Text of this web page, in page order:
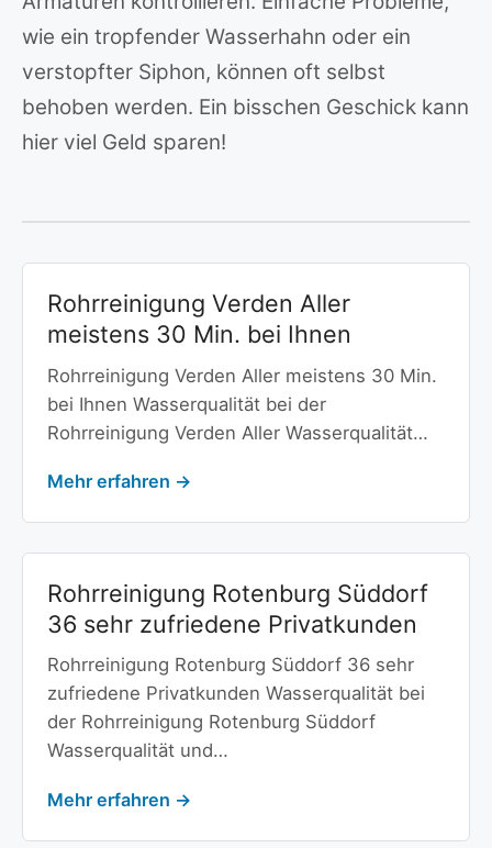
wie ein tropfender Wasserhahn oder ein
verstopfter Siphon, können oft selbst
behoben werden. Ein bisschen Geschick kann
hier viel Geld sparen!
Rohrreinigung Verden Aller
meistens 30 Min. bei Ihnen
Rohrreinigung Verden Aller meistens 30 Min.
bei Ihnen Wasserqualität bei der
Rohrreinigung Verden Aller Wasserqualität…
Mehr erfahren →
Rohrreinigung Rotenburg Süddorf
36 sehr zufriedene Privatkunden
Rohrreinigung Rotenburg Süddorf 36 sehr
zufriedene Privatkunden Wasserqualität bei
der Rohrreinigung Rotenburg Süddorf
Wasserqualität und…
Mehr erfahren →